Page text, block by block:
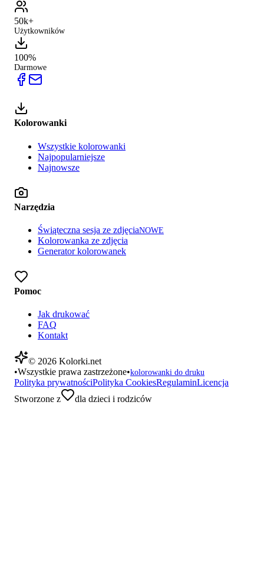
50k+
Użytkowników
100%
Darmowe
Kolorowanki
Wszystkie kolorowanki
Najpopularniejsze
Najnowsze
Narzędzia
Świąteczna sesja ze zdjęciaNOWE
Kolorowanka ze zdjęcia
Generator kolorowanek
Pomoc
Jak drukować
FAQ
Kontakt
© 2026 Kolorki.net
•Wszystkie prawa zastrzeżone•kolorowanki do druku
Polityka prywatnościPolityka CookiesRegulaminLicencja
Stworzone z
dla dzieci i rodziców